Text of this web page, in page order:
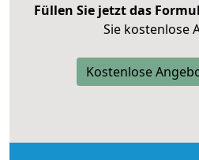
Füllen Sie jetzt das
Sie kostenlose
Kostenlose